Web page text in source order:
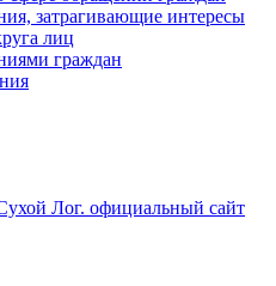
затрагивающие интересы
лиц
граждан
Лог. официальный сайт